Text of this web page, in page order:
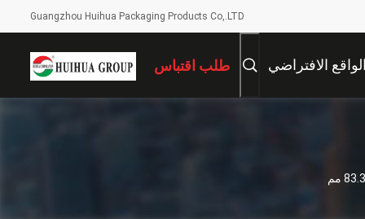
Guangzhou Huihua Packaging Products Co,.LTD
الواقع الافتراضي طلب اقتباس